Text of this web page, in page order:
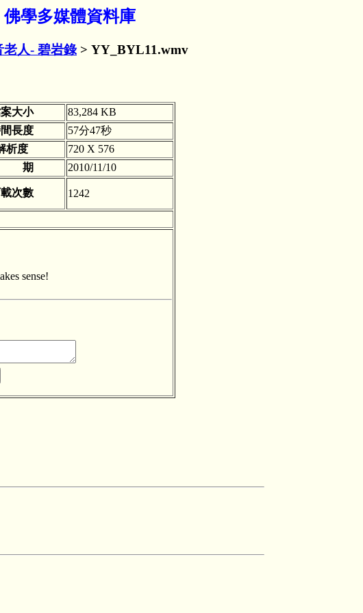
學多媒體資料庫
老人- 碧岩錄> YY_BYL11.wmv
大小
83,284 KB
長度
57分47秒
析度
720 X 576
期
2010/11/10
次數 1242
sense!